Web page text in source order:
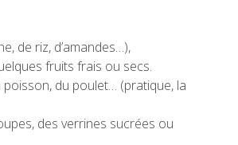
de riz, d’amandes…),
fruits frais ou secs.
du poulet… (pratique, la
des verrines sucrées ou